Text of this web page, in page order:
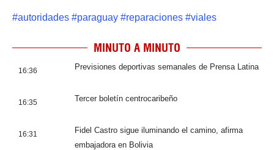
#autoridades #paraguay #reparaciones #viales
MINUTO A MINUTO
16:36 Previsiones deportivas semanales de Prensa Latina
16:35 Tercer boletín centrocaribeño
16:31
Fidel Castro sigue iluminando el camino, afirma
embajadora en Bolivia